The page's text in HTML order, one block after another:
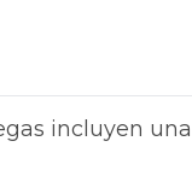
incluyen